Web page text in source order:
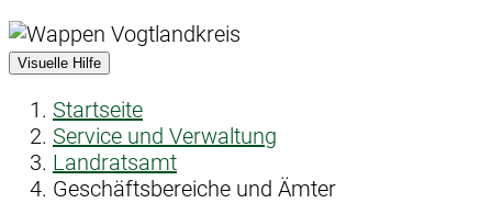
Visuelle Hilfe
Startseite
Service und Verwaltung
Landratsamt
Geschäftsbereiche und Ämter